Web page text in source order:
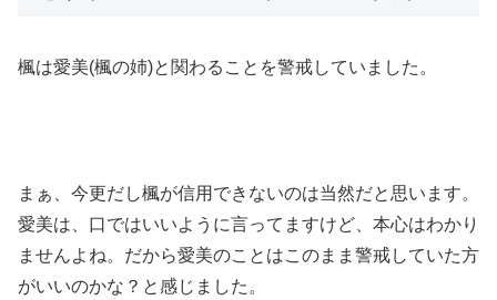
楓は愛美(楓の姉)と関わることを警戒していました。
まぁ、今更だし楓が信用できないのは当然だと思います。
愛美は、口ではいいように言ってますけど、本心はわかり
ませんよね。だから愛美のことはこのまま警戒していた方
がいいのかな？と感じました。